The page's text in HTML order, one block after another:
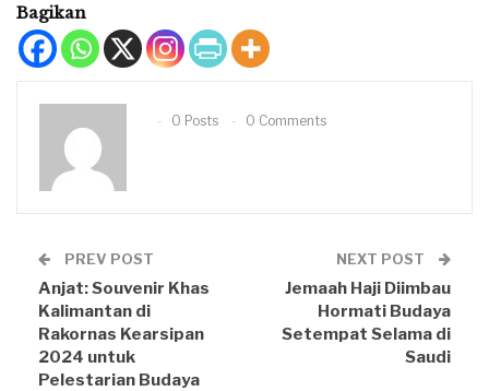
Bagikan
0 Posts 0 Comments
PREV POST
Anjat: Souvenir Khas
Kalimantan di
Rakornas Kearsipan
2024 untuk
Pelestarian Budaya
NEXT POST
Jemaah Haji Diimbau
Hormati Budaya
Setempat Selama di
Saudi